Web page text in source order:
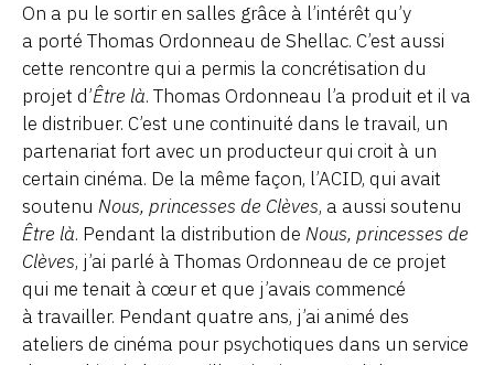
On a pu le sortir en salles grâce à l’intérêt qu’y
a porté Thomas Ordonneau de Shellac. C’est aussi
cette rencontre qui a permis la concrétisation du
projet d’Être là. Thomas Ordonneau l’a produit et il va
le distribuer. C’est une continuité dans le travail, un
partenariat fort avec un producteur qui croit à un
certain cinéma. De la même façon, l’ACID, qui avait
soutenu Nous, princesses de Clèves, a aussi soutenu
Être là. Pendant la distribution de Nous, princesses de
Clèves, j’ai parlé à Thomas Ordonneau de ce projet
qui me tenait à cœur et que j’avais commencé
à travailler. Pendant quatre ans, j’ai animé des
ateliers de cinéma pour psychotiques dans un service